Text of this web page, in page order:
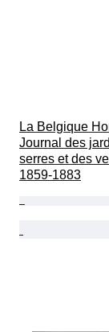
La Belgique
Journal des
serres et des
1859-1883